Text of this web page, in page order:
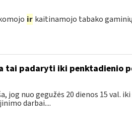
ir kaitinamojo tabako
tai padaryti iki penktadienio
jog nuo gegužės 20 dienos 15 val.
darbai....